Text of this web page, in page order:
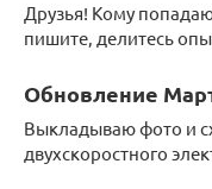
Друзья! Кому
пишите, делитесь
Обновление
Выкладываю фото и
двухскоростного